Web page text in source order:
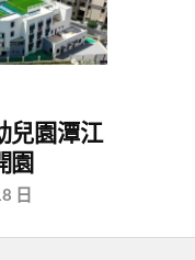
兒園潭江
園
日